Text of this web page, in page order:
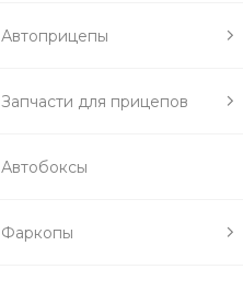
Автоприцепы
Запчасти для прицепов
Автобоксы
Фаркопы